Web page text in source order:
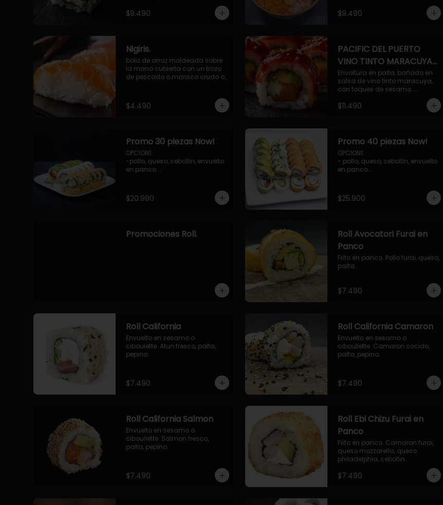
$9.490 $9.490
Nigiris.
bola de arroz moldeada sobre
la mano cubierta con un trozo
de pescado o marisco crudo o
$4.490
PACIFIC DEL PUERTO
VINO TINTO MARACUYA
ORIENTAL.
Envoltura en palta, bañado en
salsa de vino tinto maracuya,
con toques de sesamo.
Camaron furai, salmon, queso,
pepino.
$11.490
Promo 30 piezas Now!
OPCION1:
-pollo, queso, cebollin, envuelto
en panco.
-palmito, pepino, queso,
envuelto ciboulette o sesamo.
-camaron, palta, cebollin,
$20.990
Promo 40 piezas Now!
OPCION1:
- pollo, queso, cebollin, envuelto
en panco.
- palmito, pepino, queso,
envuelto en palta.
- pollo, queso, cebollin, envuelto
en panco.
- camaron, queso, cebollin,
envuelto en palta.
- palmito, pepino, queso,
- salmon, queso, palta, envuelto
en queso.
$25.900
Promociones Roll.
Roll Avocatori Furai en
Panco
Frito en panco. Pollo furai, queso,
palta.
$7.490
Roll California
Envuelto en sesamo o
ciboulette. Atun fresco, palta,
pepino.
$7.490
Roll California Camaron
Envuelto en sesamo o
ciboullette. Camaron cocido,
palta, pepino.
$7.490
Roll California Salmon
Envuelto en sesamo o
ciboullette. Salmon fresco,
palta, pepino.
$7.490
Roll Ebi Chizu Furai en
Panco
Frito en panco. Camaron furai,
queso mozzarella, queso
philadelphia, cebollin.
$7.490